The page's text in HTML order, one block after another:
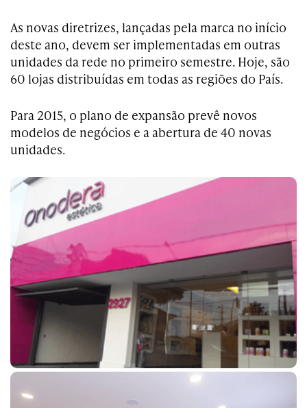
As novas diretrizes, lançadas pela marca no início
deste ano, devem ser implementadas em outras
unidades da rede no primeiro semestre. Hoje, são
60 lojas distribuídas em todas as regiões do País.
Para 2015, o plano de expansão prevê novos
modelos de negócios e a abertura de 40 novas
unidades.